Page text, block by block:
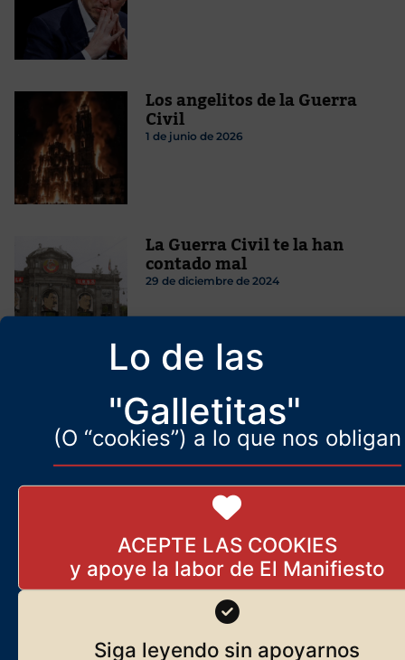
Lo de las
"Galletitas"
(O “cookies”) a lo que nos obligan
ACEPTE LAS COOKIES
Siga leyendo sin apoyarnos
Los angelitos de la Guerra
Civil
1 de junio de 2026
La Guerra Civil te la han
contado mal
29 de diciembre de 2024
Nueva afrenta a Notre-Dame
de París. ¡Abajo los vitrales!
30 de abril de 2026
Gentrificación: capitalismo cool, turismo y
control del espacio urbano
5 de enero de 2024
Las paradojas de Vox,
inmigración y fútbol